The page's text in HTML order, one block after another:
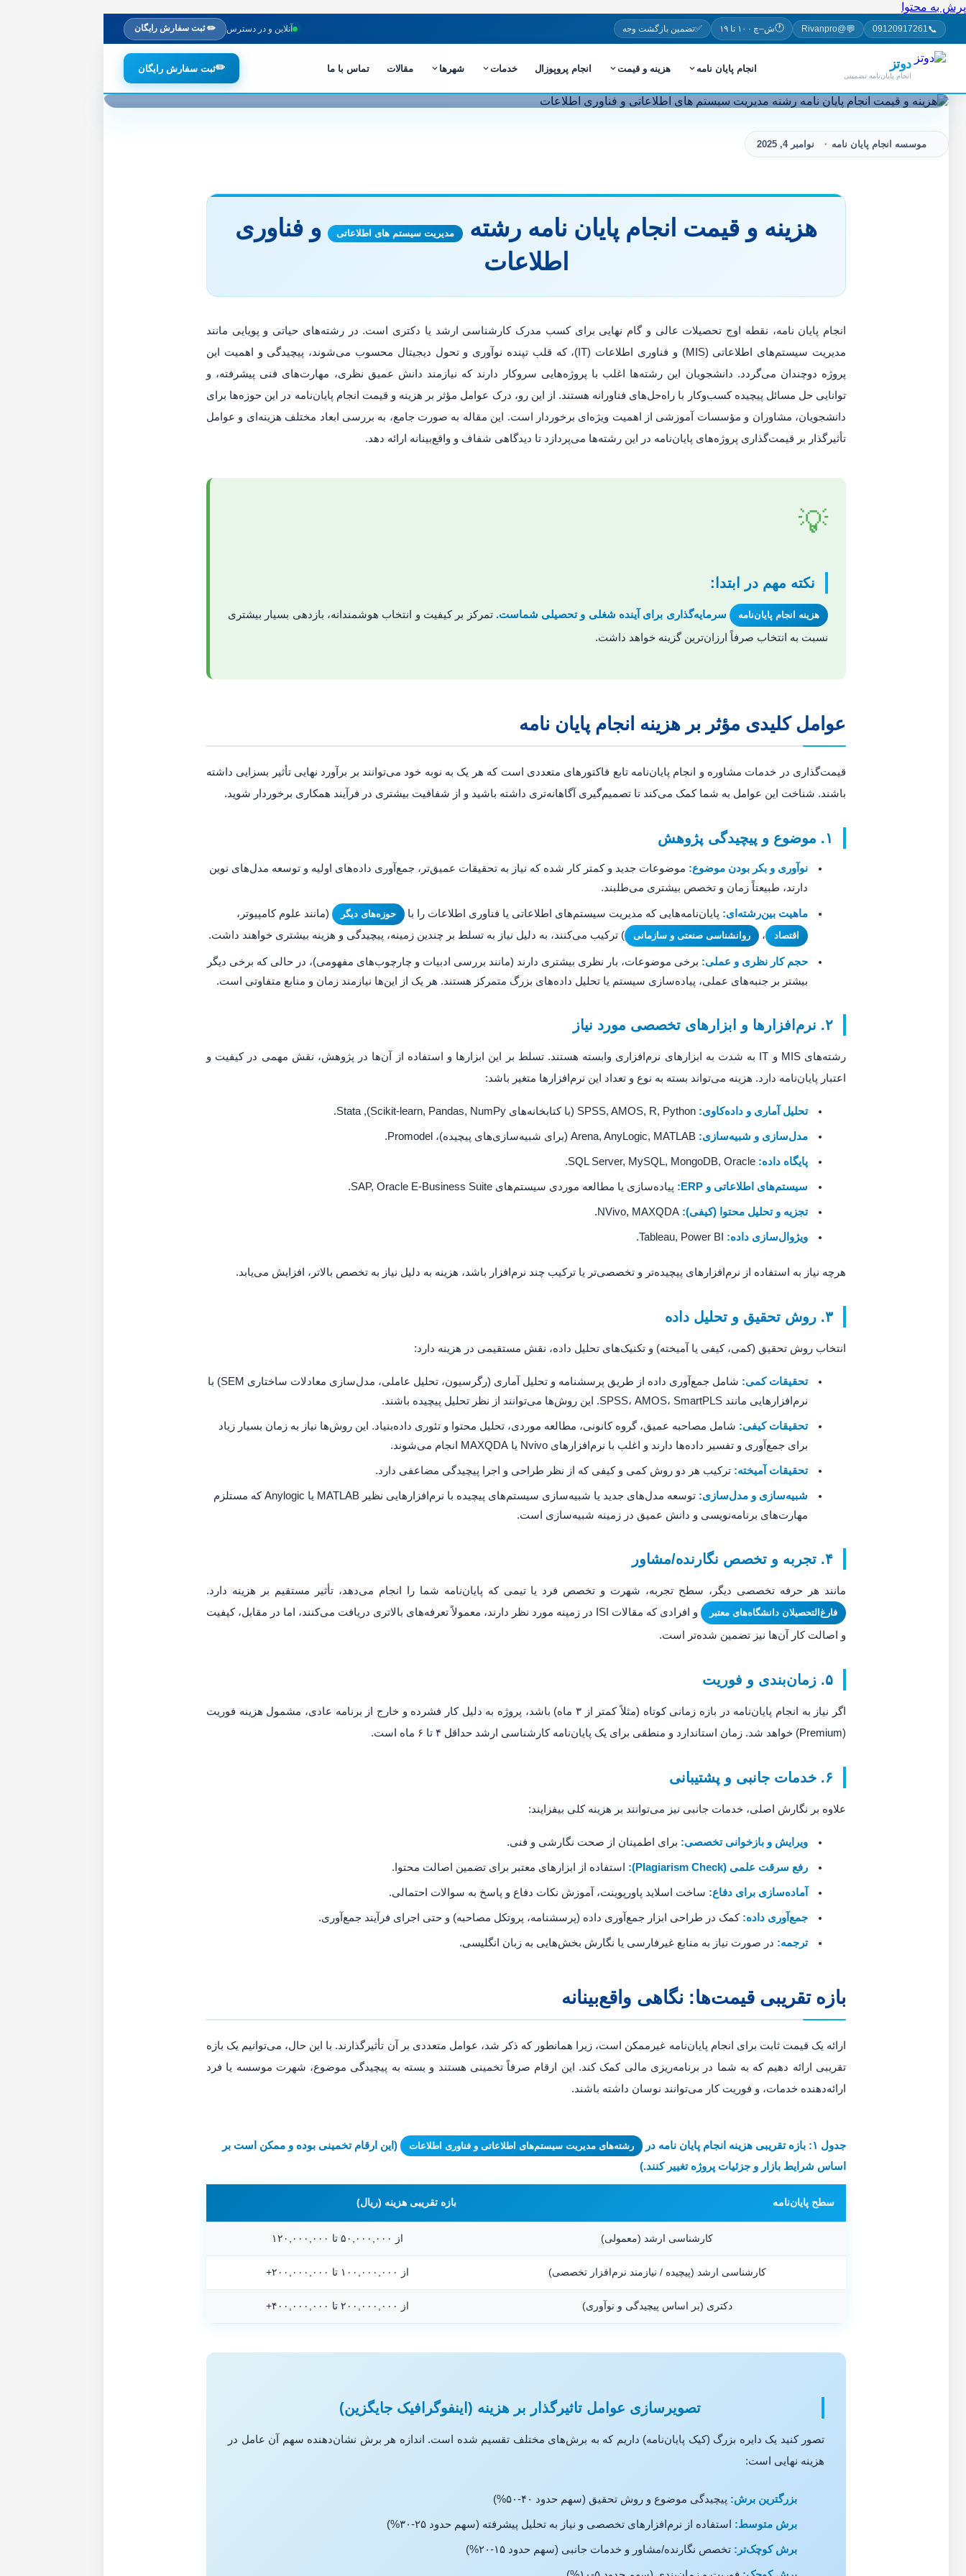
پرش به محتوا
📞
09120917261
💬
@Rivanpro
🕐ش–چ · ۱۰ تا ۱۹ ✅تضمین بازگشت وجه آنلاین و در دسترس ✏️ ثبت سفارش رایگان
دوتز
انجام پایان‌نامه تضمینی
انجام پایان نامه هزینه و قیمت انجام پروپوزال خدمات شهرها مقالات تماس با ما ✏️ثبت سفارش رایگان
موسسه انجام پایان نامه نوامبر 4, 2025
هزینه و قیمت انجام پایان نامه رشته مدیریت سیستم های اطلاعاتی
و فناوری
اطلاعات
انجام پایان نامه، نقطه اوج تحصیلات عالی و گام نهایی برای کسب مدرک کارشناسی ارشد یا دکتری است. در رشته‌های حیاتی و پویایی مانند
مدیریت سیستم‌های اطلاعاتی (MIS) و فناوری اطلاعات (IT)، که قلب تپنده نوآوری و تحول دیجیتال محسوب می‌شوند، پیچیدگی و اهمیت این
پروژه دوچندان می‌گردد. دانشجویان این رشته‌ها اغلب با پروژه‌هایی سروکار دارند که نیازمند دانش عمیق نظری، مهارت‌های فنی پیشرفته، و
توانایی حل مسائل پیچیده کسب‌وکار با راه‌حل‌های فناورانه هستند. از این رو، درک عوامل مؤثر بر هزینه و قیمت انجام پایان‌نامه در این حوزه‌ها برای
دانشجویان، مشاوران و مؤسسات آموزشی از اهمیت ویژه‌ای برخوردار است. این مقاله به صورت جامع، به بررسی ابعاد مختلف هزینه‌ای و عوامل
تأثیرگذار بر قیمت‌گذاری پروژه‌های پایان‌نامه در این رشته‌ها می‌پردازد تا دیدگاهی شفاف و واقع‌بینانه ارائه دهد.
💡
نکته مهم در ابتدا:
هزینه انجام پایان‌نامه سرمایه‌گذاری برای آینده شغلی و تحصیلی شماست. تمرکز بر کیفیت و انتخاب هوشمندانه، بازدهی بسیار بیشتری
نسبت به انتخاب صرفاً ارزان‌ترین گزینه خواهد داشت.
عوامل کلیدی مؤثر بر هزینه انجام پایان نامه
قیمت‌گذاری در خدمات مشاوره و انجام پایان‌نامه تابع فاکتورهای متعددی است که هر یک به نوبه خود می‌توانند بر برآورد نهایی تأثیر بسزایی داشته
باشند. شناخت این عوامل به شما کمک می‌کند تا تصمیم‌گیری آگاهانه‌تری داشته باشید و از شفافیت بیشتری در فرآیند همکاری برخوردار شوید.
۱. موضوع و پیچیدگی پژوهش
نوآوری و بکر بودن موضوع: موضوعات جدید و کمتر کار شده که نیاز به تحقیقات عمیق‌تر، جمع‌آوری داده‌های اولیه و توسعه مدل‌های نوین
دارند، طبیعتاً زمان و تخصص بیشتری می‌طلبند.
ماهیت بین‌رشته‌ای: پایان‌نامه‌هایی که مدیریت سیستم‌های اطلاعاتی یا فناوری اطلاعات را با حوزه‌های دیگر (مانند علوم کامپیوتر،
اقتصاد ، روانشناسی صنعتی و سازمانی ) ترکیب می‌کنند، به دلیل نیاز به تسلط بر چندین زمینه، پیچیدگی و هزینه بیشتری خواهند داشت.
حجم کار نظری و عملی: برخی موضوعات، بار نظری بیشتری دارند (مانند بررسی ادبیات و چارچوب‌های مفهومی)، در حالی که برخی دیگر
بیشتر بر جنبه‌های عملی، پیاده‌سازی سیستم یا تحلیل داده‌های بزرگ متمرکز هستند. هر یک از این‌ها نیازمند زمان و منابع متفاوتی است.
۲. نرم‌افزارها و ابزارهای تخصصی مورد نیاز
رشته‌های MIS و IT به شدت به ابزارهای نرم‌افزاری وابسته هستند. تسلط بر این ابزارها و استفاده از آن‌ها در پژوهش، نقش مهمی در کیفیت و
اعتبار پایان‌نامه دارد. هزینه می‌تواند بسته به نوع و تعداد این نرم‌افزارها متغیر باشد:
تحلیل آماری و داده‌کاوی:
مدل‌سازی و شبیه‌سازی:
پایگاه داده:
سیستم‌های اطلاعاتی و ERP: پیاده‌سازی یا مطالعه موردی سیستم‌های SAP, Oracle E-Business Suite.
تجزیه و تحلیل محتوا (کیفی):
ویژوال‌سازی داده:
هرچه نیاز به استفاده از نرم‌افزارهای پیچیده‌تر و تخصصی‌تر یا ترکیب چند نرم‌افزار باشد، هزینه به دلیل نیاز به تخصص بالاتر، افزایش می‌یابد.
۳. روش تحقیق و تحلیل داده
انتخاب روش تحقیق (کمی، کیفی یا آمیخته) و تکنیک‌های تحلیل داده، نقش مستقیمی در هزینه دارد:
تحقیقات کمی:
شامل جمع‌آوری داده از طریق پرسشنامه و تحلیل آماری (رگرسیون، تحلیل عاملی، مدل‌سازی معادلات ساختاری SEM) با
نرم‌افزارهایی مانند SPSS، AMOS، SmartPLS. این روش‌ها می‌توانند از نظر تحلیل پیچیده باشند.
تحقیقات کیفی: شامل مصاحبه عمیق، گروه کانونی، مطالعه موردی، تحلیل محتوا و تئوری داده‌بنیاد. این روش‌ها نیاز به زمان بسیار زیاد
برای جمع‌آوری و تفسیر داده‌ها دارند و اغلب با نرم‌افزارهای Nvivo یا MAXQDA انجام می‌شوند.
تحقیقات آمیخته: ترکیب هر دو روش کمی و کیفی که از نظر طراحی و اجرا پیچیدگی مضاعفی دارد.
شبیه‌سازی و مدل‌سازی:
توسعه مدل‌های جدید یا شبیه‌سازی سیستم‌های پیچیده با نرم‌افزارهایی نظیر MATLAB یا Anylogic که مستلزم
مهارت‌های برنامه‌نویسی و دانش عمیق در زمینه شبیه‌سازی است.
۴. تجربه و تخصص نگارنده/مشاور
مانند هر حرفه تخصصی دیگر، سطح تجربه، شهرت و تخصص فرد یا تیمی که پایان‌نامه شما را انجام می‌دهد، تأثیر مستقیم بر هزینه دارد.
فارغ‌التحصیلان دانشگاه‌های معتبر
و افرادی که مقالات ISI در زمینه مورد نظر دارند، معمولاً تعرفه‌های بالاتری دریافت می‌کنند، اما در مقابل، کیفیت
و اصالت کار آن‌ها نیز تضمین شده‌تر است.
۵. زمان‌بندی و فوریت
اگر نیاز به انجام پایان‌نامه در بازه زمانی کوتاه (مثلاً کمتر از ۳ ماه) باشد، پروژه به دلیل کار فشرده و خارج از برنامه عادی، مشمول هزینه فوریت
(Premium) خواهد شد. زمان استاندارد و منطقی برای یک پایان‌نامه کارشناسی ارشد حداقل ۴ تا ۶ ماه است.
۶. خدمات جانبی و پشتیبانی
علاوه بر نگارش اصلی، خدمات جانبی نیز می‌توانند بر هزینه کلی بیفزایند:
ویرایش و بازخوانی تخصصی: برای اطمینان از صحت نگارشی و فنی.
رفع سرقت علمی (Plagiarism Check): استفاده از ابزارهای معتبر برای تضمین اصالت محتوا.
آماده‌سازی برای دفاع: ساخت اسلاید پاورپوینت، آموزش نکات دفاع و پاسخ به سوالات احتمالی.
جمع‌آوری داده: کمک در طراحی ابزار جمع‌آوری داده (پرسشنامه، پروتکل مصاحبه) و حتی اجرای فرآیند جمع‌آوری.
ترجمه: در صورت نیاز به منابع غیرفارسی یا نگارش بخش‌هایی به زبان انگلیسی.
بازه تقریبی قیمت‌ها: نگاهی واقع‌بینانه
ارائه یک قیمت ثابت برای انجام پایان‌نامه غیرممکن است، زیرا همانطور که ذکر شد، عوامل متعددی بر آن تأثیرگذارند. با این حال، می‌توانیم یک بازه
تقریبی ارائه دهیم که به شما در برنامه‌ریزی مالی کمک کند. این ارقام صرفاً تخمینی هستند و بسته به پیچیدگی موضوع، شهرت موسسه یا فرد
ارائه‌دهنده خدمات، و فوریت کار می‌توانند نوسان داشته باشند.
سطح پایان‌نامه بازه تقریبی هزینه (ریال)
کارشناسی ارشد (معمولی) از ۵۰,۰۰۰,۰۰۰ تا ۱۲۰,۰۰۰,۰۰۰
کارشناسی ارشد (پیچیده / نیازمند نرم‌افزار تخصصی) از ۱۰۰,۰۰۰,۰۰۰ تا ۲۰۰,۰۰۰,۰۰۰+
دکتری (بر اساس پیچیدگی و نوآوری) از ۲۰۰,۰۰۰,۰۰۰ تا ۴۰۰,۰۰۰,۰۰۰+
جدول ۱: بازه تقریبی هزینه انجام پایان نامه در رشته‌های مدیریت سیستم‌های اطلاعاتی و فناوری اطلاعات
(این ارقام تخمینی بوده و ممکن است بر
اساس شرایط بازار و جزئیات پروژه تغییر کنند.)
تصویرسازی عوامل تاثیرگذار بر هزینه (اینفوگرافیک جایگزین)
تصور کنید یک دایره بزرگ (کیک پایان‌نامه) داریم که به برش‌های مختلف تقسیم شده است. اندازه هر برش نشان‌دهنده سهم آن عامل در
هزینه نهایی است:
بزرگترین برش: پیچیدگی موضوع و روش تحقیق (سهم حدود ۴۰-۵۰%)
برش متوسط: استفاده از نرم‌افزارهای تخصصی و نیاز به تحلیل پیشرفته (سهم حدود ۲۵-۳۰%)
برش کوچک‌تر: تخصص نگارنده/مشاور و خدمات جانبی (سهم حدود ۱۵-۲۰%)